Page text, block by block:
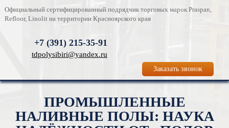
Официальный сертифицированный подрядчик торговых марок Praspan,
Refloor, Linolit на территории Красноярского края
Заказать звонок
+7 (391) 215-35-91
tdpolysibiri@yandex.ru
ПРОМЫШЛЕННЫЕ
НАЛИВНЫЕ ПОЛЫ: НАУКА